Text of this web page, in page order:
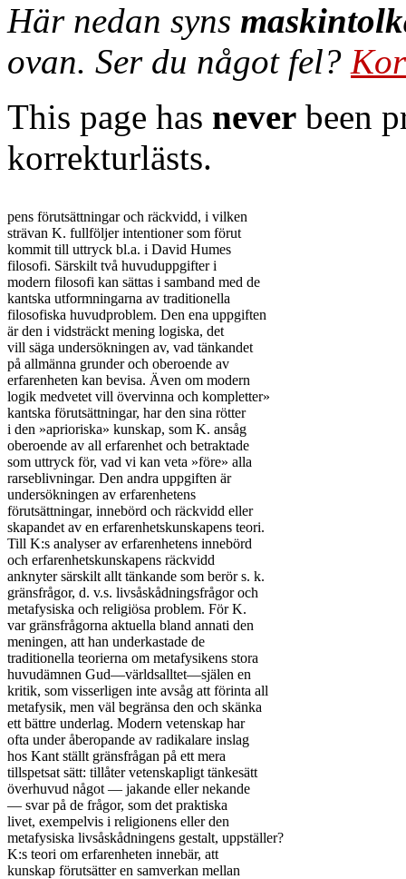
Här nedan syns
ovan. Ser du något fel?
This page has never been
korrekturlästs.
pens förutsättningar och räckvidd, i vilken
strävan K. fullföljer intentioner som förut
kommit till uttryck bl.a. i David Humes
filosofi. Särskilt två huvuduppgifter i
modern filosofi kan sättas i samband med de
kantska utformningarna av traditionella
filosofiska huvudproblem. Den ena uppgiften
är den i vidsträckt mening logiska, det
vill säga undersökningen av, vad tänkandet
på allmänna grunder och oberoende av
erfarenheten kan bevisa. Även om modern
logik medvetet vill övervinna och kompletter»
kantska förutsättningar, har den sina rötter
i den »aprioriska» kunskap, som K. ansåg
oberoende av all erfarenhet och betraktade
som uttryck för, vad vi kan veta »före» alla
rarseblivningar. Den andra uppgiften är
undersökningen av erfarenhetens
förutsättningar, innebörd och räckvidd eller
skapandet av en erfarenhetskunskapens teori.
Till K:s analyser av erfarenhetens innebörd
och erfarenhetskunskapens räckvidd
anknyter särskilt allt tänkande som berör s. k.
gränsfrågor, d. v.s. livsåskådningsfrågor och
metafysiska och religiösa problem. För K.
var gränsfrågorna aktuella bland annati den
meningen, att han underkastade de
traditionella teorierna om metafysikens stora
huvudämnen Gud—världsalltet—själen en
kritik, som visserligen inte avsåg att förinta all
metafysik, men väl begränsa den och skänka
ett bättre underlag. Modern vetenskap har
ofta under åberopande av radikalare inslag
hos Kant ställt gränsfrågan på ett mera
tillspetsat sätt: tillåter vetenskapligt tänkesätt
överhuvud något — jakande eller nekande
— svar på de frågor, som det praktiska
livet, exempelvis i religionens eller den
metafysiska livsåskådningens gestalt, uppställer?
K:s teori om erfarenheten innebär, att
kunskap förutsätter en samverkan mellan